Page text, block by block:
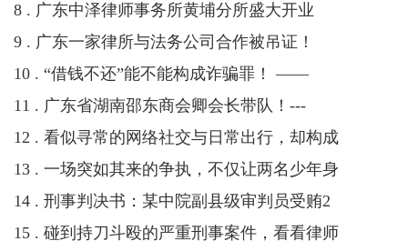
8 . 广东中泽律师事务所黄埔分所盛大开业
9 . 广东一家律所与法务公司合作被吊证！
10 . “借钱不还”能不能构成诈骗罪！ ——
11 . 广东省湖南邵东商会卿会长带队！---
12 . 看似寻常的网络社交与日常出行，却构成
13 . 一场突如其来的争执，不仅让两名少年身
14 . 刑事判决书：某中院副县级审判员受贿2
15 . 碰到持刀斗殴的严重刑事案件，看看律师